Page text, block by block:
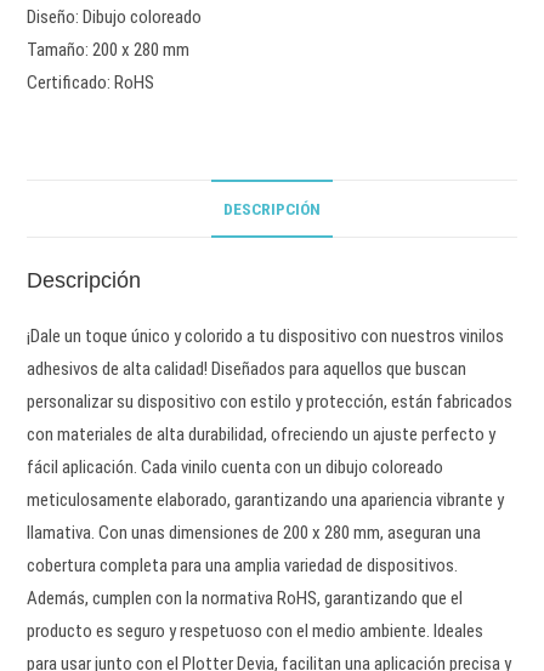
Diseño: Dibujo coloreado
Tamaño: 200 x 280 mm
Certificado: RoHS
DESCRIPCIÓN
Descripción
¡Dale un toque único y colorido a tu dispositivo con nuestros vinilos
adhesivos de alta calidad! Diseñados para aquellos que buscan
personalizar su dispositivo con estilo y protección, están fabricados
con materiales de alta durabilidad, ofreciendo un ajuste perfecto y
fácil aplicación. Cada vinilo cuenta con un dibujo coloreado
meticulosamente elaborado, garantizando una apariencia vibrante y
llamativa. Con unas dimensiones de 200 x 280 mm, aseguran una
cobertura completa para una amplia variedad de dispositivos.
Además, cumplen con la normativa RoHS, garantizando que el
producto es seguro y respetuoso con el medio ambiente. Ideales
para usar junto con el Plotter Devia, facilitan una aplicación precisa y